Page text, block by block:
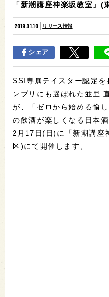
「新潮講座神楽坂教室」(
2019.01.10 リリース情報
シェア
SSI専属テイスター認定
ンプリにも選ばれた並里
が、「ゼロから始める愉
の飲酒が楽しくなる日本
2月17日(日)に「新潮講座
区)にて開催します。